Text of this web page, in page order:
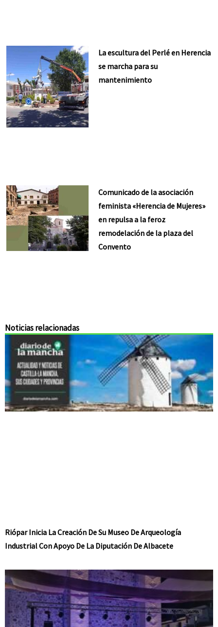
La escultura del Perlé en Herencia
se marcha para su
mantenimiento
Comunicado de la asociación
feminista «Herencia de Mujeres»
en repulsa a la feroz
remodelación de la plaza del
Convento
Noticias relacionadas
Riópar Inicia La Creación De Su Museo De Arqueología
Industrial Con Apoyo De La Diputación De Albacete